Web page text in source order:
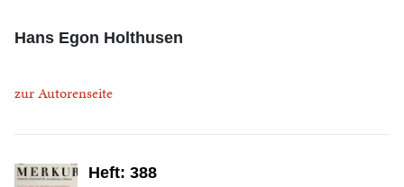
Hans Egon Holthusen
zur Autorenseite
Heft: 388